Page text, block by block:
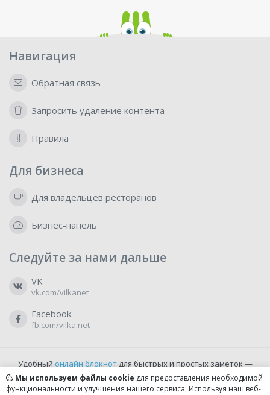
Навигация
Обратная связь
Запросить удаление контента
Правила
Для бизнеса
Для владельцев ресторанов
Бизнес-панель
Следуйте за нами дальше
VK
vk.com/vilkanet
Facebook
fb.com/vilka.net
Удобный онлайн блокнотдля быстрых и простых заметок —
бесплатно и доступно прямо из браузера.
Мы используем файлы cookie для предоставления необходимой
функциональности и улучшения нашего сервиса. Используя наш веб-